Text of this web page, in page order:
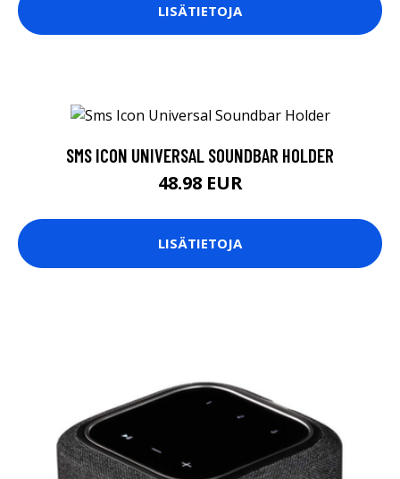
LISÄTIETOJA
SMS ICON UNIVERSAL SOUNDBAR HOLDER
48.98 EUR
LISÄTIETOJA